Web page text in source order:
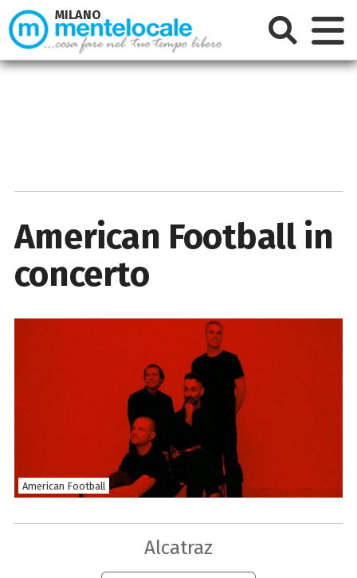
American Football in
concerto
American Football
Alcatraz
MILANO